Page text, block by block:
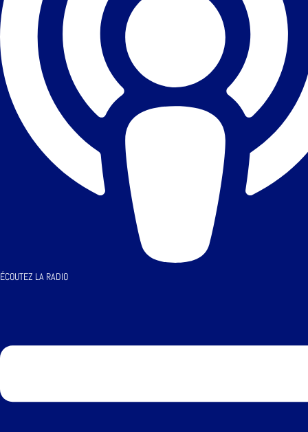
ÉCOUTEZ LA RADIO